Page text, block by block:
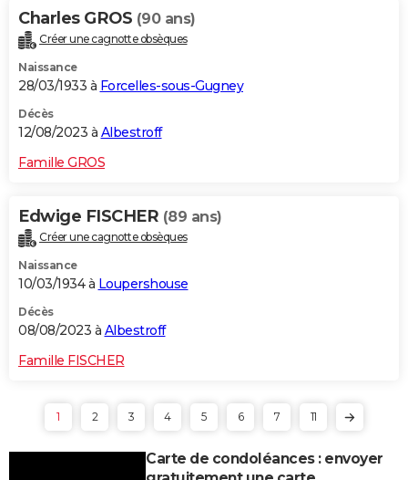
Charles GROS (90 ans)
Créer une cagnotte obsèques
Naissance
28/03/1933 à Forcelles-sous-Gugney
Décès
12/08/2023 à Albestroff
Famille GROS
Edwige FISCHER (89 ans)
Créer une cagnotte obsèques
Naissance
10/03/1934 à Loupershouse
Décès
08/08/2023 à Albestroff
Famille FISCHER
1 2 3 4 5 6 7 11
Carte de condoléances : envoyer